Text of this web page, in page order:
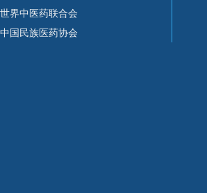
世界中医药联合会
中国民族医药协会